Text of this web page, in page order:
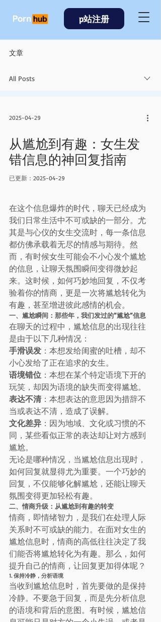
p站注册
文章
All Posts
2025-04-29
从尴尬到有趣：女生发
错信息的神回复指南
已更新： 2025-04-29
在这个信息爆炸的时代，聊天已经成为
我们日常生活中不可或缺的一部分。尤
其是与心仪的女生交流时，每一条信息
都仿佛承载着无尽的情感与期待。然
而，有时候女生可能会不小心发个尴尬
的信息，让聊天氛围瞬间变得微妙起
来。这时候，如何巧妙地回复，不仅考
验着你的情商，更是一次将尴尬转化为
有趣，甚至增进彼此感情的机会。
一、尴尬瞬间：那些年，我们发过的”尴尬”信息
在聊天的过程中，尴尬信息的出现往往
是由于以下几种情况：
手滑误发 ：本想发给闺蜜的吐槽，却不
小心发给了正在追求的女生。
语境错位 ：本想在某个特定语境下开的
玩笑，却因为语境的缺失而变得尴尬。
表达不清 ：本想表达的意思因为措辞不
当或表达不清，造成了误解。
文化差异 ：因为地域、文化或习惯的不
同，某些看似正常的表达却让对方感到
尴尬。
无论是哪种情况，当尴尬信息出现时，
如何回复就显得尤为重要。一个巧妙的
回复，不仅能够化解尴尬，还能让聊天
氛围变得更加轻松有趣。
二、情商升级：从尴尬到有趣的转变
情商，即情绪智力，是我们在处理人际
关系时不可或缺的能力。在面对女生的
尴尬信息时，情商的高低往往决定了我
们能否将尴尬转化为有趣。那么，如何
提升自己的情商，让回复更加得体呢？
1. 保持冷静，分析语境
当收到尴尬信息时，首先要做的是保持
冷静。不要急于回复，而是先分析信息
的语境和背后的意图。有时候，尴尬信